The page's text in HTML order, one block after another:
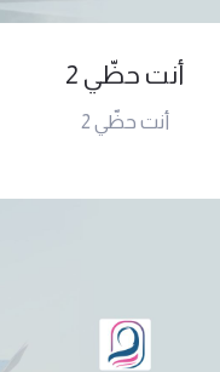
أنت حظّي 2
أنت حظّي 2